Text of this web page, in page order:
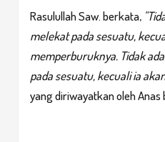
Rasulullah Saw. berkata,
melekat pada sesuatu,
memperburuknya. Tidak
pada sesuatu, kecuali ia
yang diriwayatkan oleh Anas